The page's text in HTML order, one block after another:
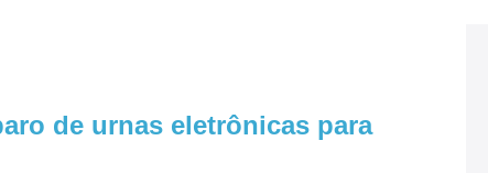
de urnas eletrônicas para